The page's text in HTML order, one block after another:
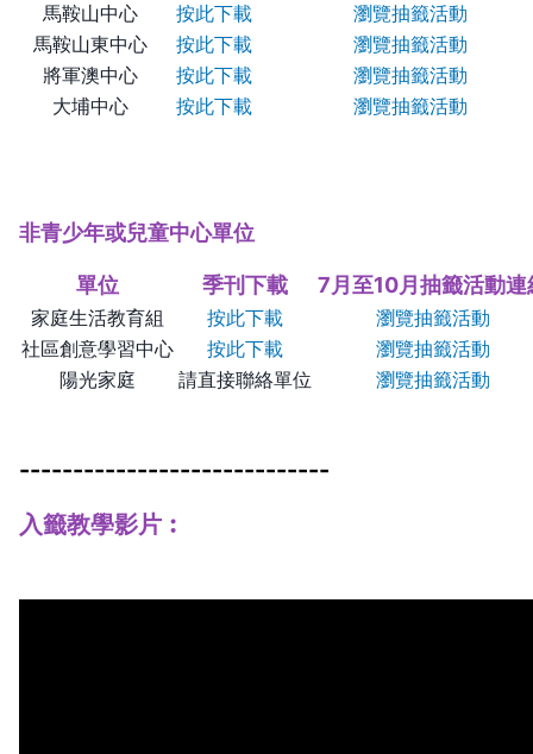
馬鞍山中心
按此下載
瀏覽抽籤活動
馬鞍山東中心
按此下載
瀏覽抽籤活動
將軍澳中心
按此下載
瀏覽抽籤活動
大埔中心
按此下載 瀏覽抽籤活動
非青少年或兒童中心單位
單位 季刊下載 7月至10月抽籤活動連
家庭生活教育組 按此下載
瀏覽抽籤活動
社區創意學習中心
按此下載
瀏覽抽籤活動
陽光家庭
請直接聯絡單位 瀏覽抽籤活動
-----------------------------
入籤教學影片︰